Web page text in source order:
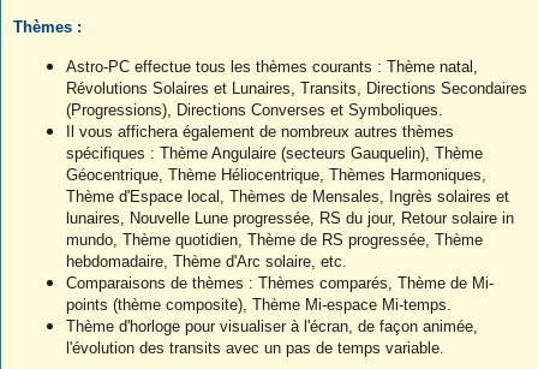
Thèmes :
Astro-PC effectue tous les thèmes courants : Thème natal,
Révolutions Solaires et Lunaires, Transits, Directions Secondaires
(Progressions), Directions Converses et Symboliques.
Il vous affichera également de nombreux autres thèmes
spécifiques : Thème Angulaire (secteurs Gauquelin), Thème
Géocentrique, Thème Héliocentrique, Thèmes Harmoniques,
Thème d'Espace local, Thèmes de Mensales, Ingrès solaires et
lunaires, Nouvelle Lune progressée, RS du jour, Retour solaire in
mundo, Thème quotidien, Thème de RS progressée, Thème
hebdomadaire, Thème d'Arc solaire, etc.
Comparaisons de thèmes : Thèmes comparés, Thème de Mi-
points (thème composite), Thème Mi-espace Mi-temps.
Thème d'horloge pour visualiser à l'écran, de façon animée,
l'évolution des transits avec un pas de temps variable.